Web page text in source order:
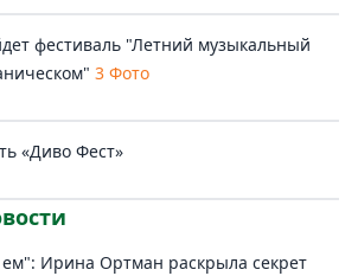
фестиваль "Летний музыкальный
3 Фото
«Диво Фест»
ем": Ирина Ортман раскрыла секрет